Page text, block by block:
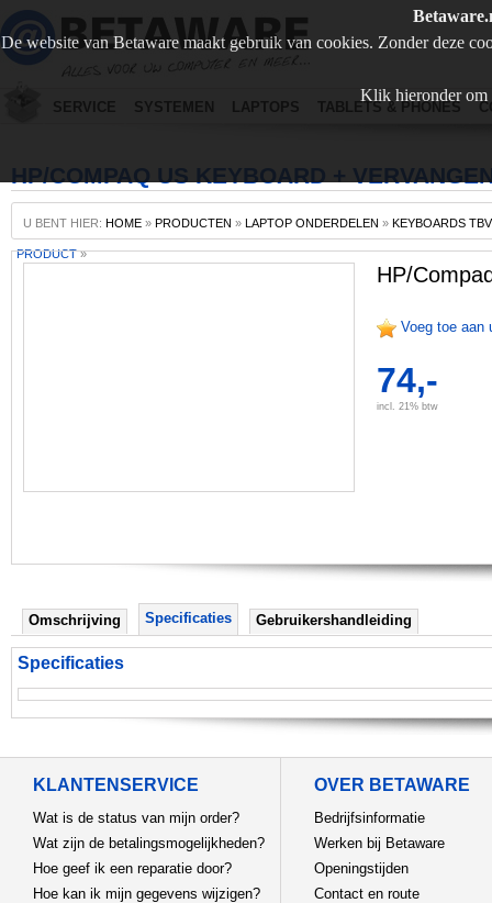
De website van Betaware maakt gebruik van cookies. Zonder deze
Klik hieronder om
SERVICE SYSTEMEN LAPTOPS TABLETS & PHONES
HP/COMPAQ US KEYBOARD +
U BENT HIER: HOME » PRODUCTEN » LAPTOP ONDERDELEN » KEYBOARDS
PRODUCT»
HP/
Voeg toe aan
74,-
incl. 21% btw
Omschrijving Specificaties Gebruikershandleiding
Specificaties
KLANTENSERVICE
Wat is de status van mijn order?
Wat zijn de betalingsmogelijkheden?
Hoe geef ik een reparatie door?
Hoe kan ik mijn gegevens wijzigen?
OVER BETAWARE
Bedrijfsinformatie
Werken bij Betaware
Openingstijden
Contact en route